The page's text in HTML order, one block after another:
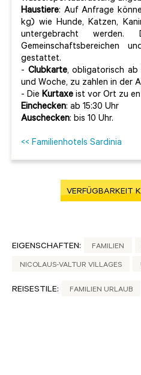
Haustiere: Auf Anfrage
kg) wie Hunde, Katzen,
untergebracht
Gemeinschaftsbereichen
gestattet.
- Clubkarte, obligatorisch
und Woche, zu zahlen in der
- Die Kurtaxe ist vor Ort zu
Einchecken: ab 15:30 Uhr
Auschecken: bis 10 Uhr.
<< Familienhotels Sardinia
VERFÜGBARKEIT
EIGENSCHAFTEN: FAMILIEN
NICOLAUS-VALTUR VILLAGES
REISESTILE: FAMILIEN URLAUB